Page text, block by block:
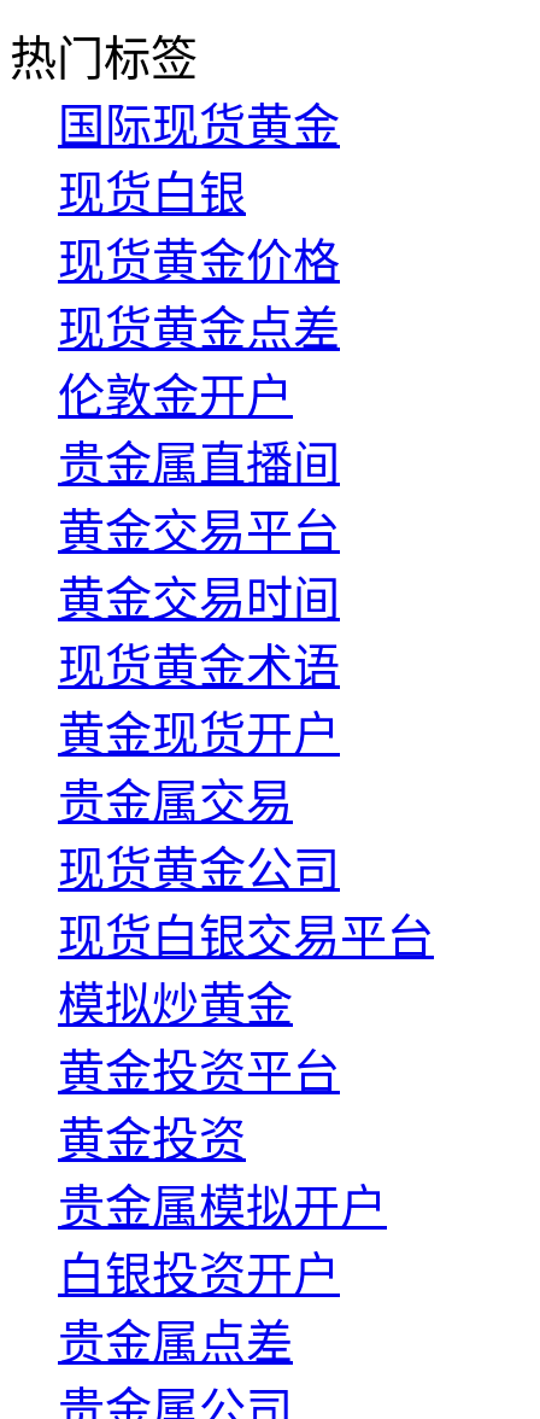
热门标签
国际现货黄金
现货白银
现货黄金价格
现货黄金点差
伦敦金开户
贵金属直播间
黄金交易平台
黄金交易时间
现货黄金术语
黄金现货开户
贵金属交易
现货黄金公司
现货白银交易平台
模拟炒黄金
黄金投资平台
黄金投资
贵金属模拟开户
白银投资开户
贵金属点差